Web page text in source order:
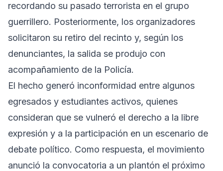
recordando su pasado terrorista en el grupo
guerrillero. Posteriormente, los organizadores
solicitaron su retiro del recinto y, según los
denunciantes, la salida se produjo con
acompañamiento de la Policía.
El hecho generó inconformidad entre algunos
egresados y estudiantes activos, quienes
consideran que se vulneró el derecho a la libre
expresión y a la participación en un escenario de
debate político. Como respuesta, el movimiento
anunció la convocatoria a un plantón el próximo